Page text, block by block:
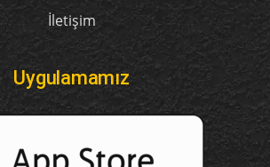
İletişim
Uygulamamız